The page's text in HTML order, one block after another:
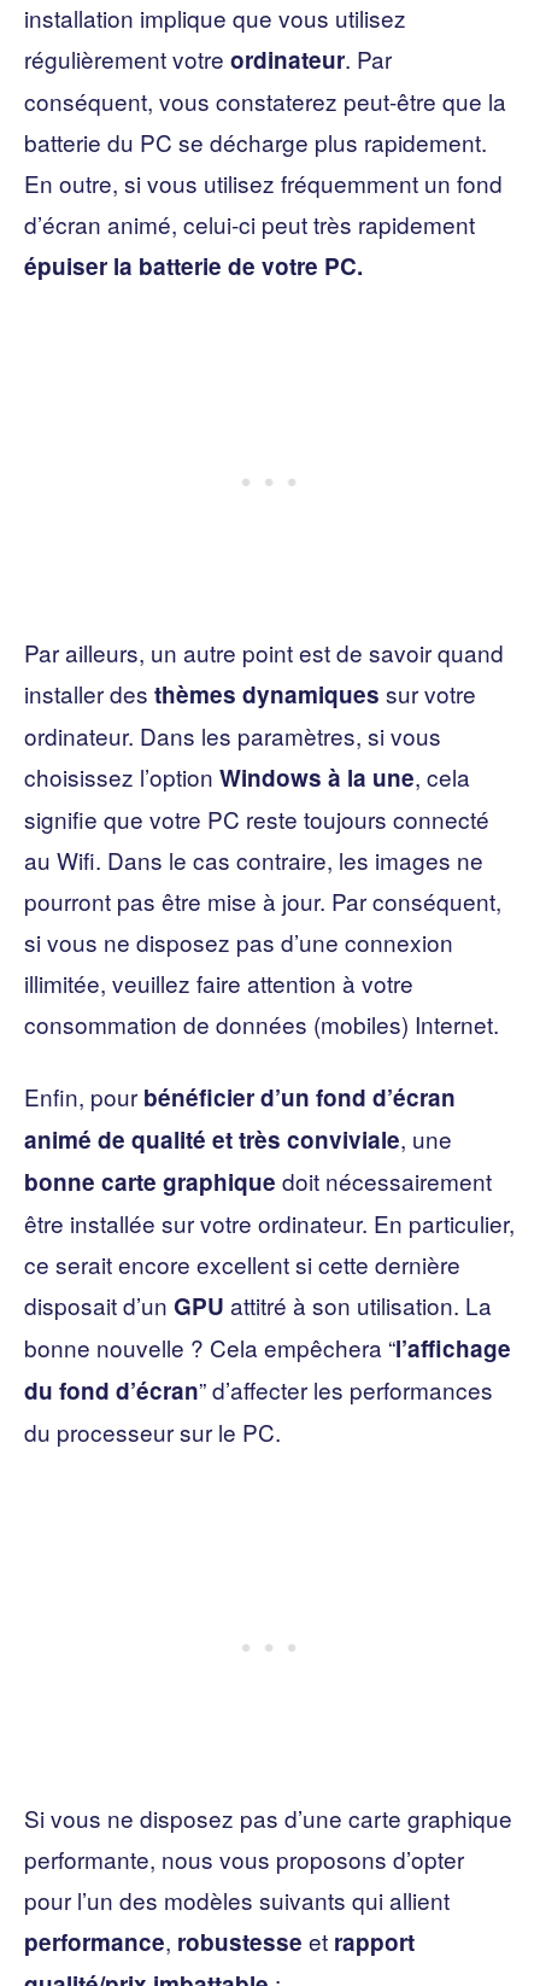
installation implique que vous utilisez
régulièrement votre ordinateur. Par
conséquent, vous constaterez peut-être que la
batterie du PC se décharge plus rapidement.
En outre, si vous utilisez fréquemment un fond
d’écran animé, celui-ci peut très rapidement
épuiser la batterie de votre PC.
Par ailleurs, un autre point est de savoir quand
installer des thèmes dynamiques sur votre
ordinateur. Dans les paramètres, si vous
choisissez l’option Windows à la une, cela
signifie que votre PC reste toujours connecté
au Wifi. Dans le cas contraire, les images ne
pourront pas être mise à jour. Par conséquent,
si vous ne disposez pas d’une connexion
illimitée, veuillez faire attention à votre
consommation de données (mobiles) Internet.
Enfin, pour bénéficier d’un fond d’écran
animé de qualité et très conviviale, une
bonne carte graphique doit nécessairement
être installée sur votre ordinateur. En particulier,
ce serait encore excellent si cette dernière
disposait d’un GPU attitré à son utilisation. La
bonne nouvelle ? Cela empêchera “l’affichage
du fond d’écran” d’affecter les performances
du processeur sur le PC.
Si vous ne disposez pas d’une carte graphique
performante, nous vous proposons d’opter
pour l’un des modèles suivants qui allient
performance, robustesse et rapport